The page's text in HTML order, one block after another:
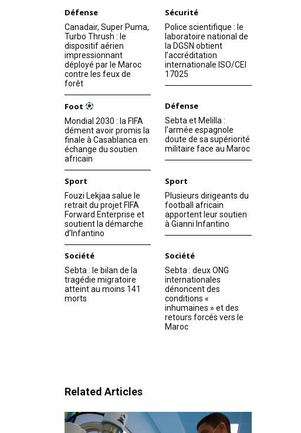
Défense
Canadair, Super Puma,
Turbo Thrush : le
dispositif aérien
impressionnant
déployé par le Maroc
contre les feux de
forêt
Sécurité
Police scientifique : le
laboratoire national de
la DGSN obtient
l’accréditation
internationale ISO/CEI
17025
Foot
Mondial 2030 : la FIFA
dément avoir promis la
finale à Casablanca en
échange du soutien
africain
Défense
Sebta et Melilla :
l’armée espagnole
doute de sa supériorité
militaire face au Maroc
Sport
Fouzi Lekjaa salue le
retrait du projet FIFA
Forward Enterprise et
soutient la démarche
d’Infantino
Sport
Plusieurs dirigeants du
football africain
apportent leur soutien
à Gianni Infantino
Société
Sebta : le bilan de la
tragédie migratoire
atteint au moins 141
morts
Société
Sebta : deux ONG
internationales
dénoncent des
conditions «
inhumaines » et des
retours forcés vers le
Maroc
Related Articles